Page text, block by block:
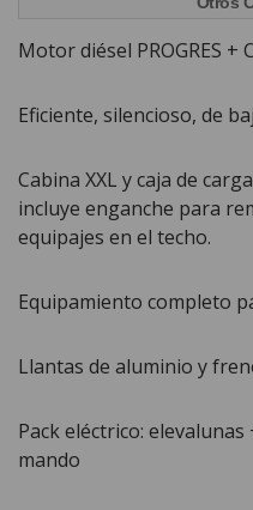
Motor diésel PROGRES +
Eficiente, silencioso, de
Cabina XXL y caja de
incluye enganche para
equipajes en el techo.
Equipamiento completo
Llantas de aluminio y
Pack eléctrico:
mando